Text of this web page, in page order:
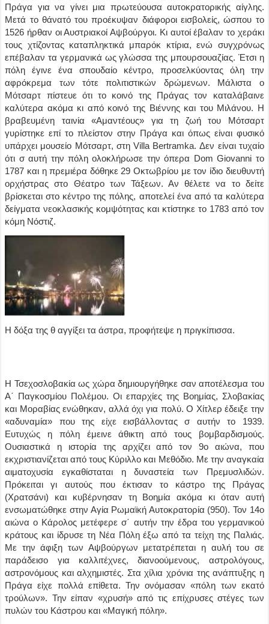
Πράγα για να γίνει μια πρωτεύουσα αυτοκρατορικής αίγλης.
Μετά το θάνατό του προέκυψαν διάφοροι εισβολείς, ώσπου το
1526 ήρθαν οι Αυστριακοί Αψβούργοι. Κι αυτοί έβαλαν το χεράκι
τους χτίζοντας καταπληκτικά μπαρόκ κτίρια, ενώ συγχρόνως
επέβαλαν τα γερμανικά ως γλώσσα της μπουρσουαζίας. Έτσι η
πόλη έγινε ένα σπουδαίο κέντρο, προσελκύοντας όλη την
αφρόκρεμα των τότε πολιτιστικών δρώμενων. Μάλιστα ο
Μότσαρτ πίστευε ότι το κοινό της Πράγας τον καταλάβαινε
καλύτερα ακόμα κι από κοινό της Βιέννης και του Μιλάνου. Η
βραβευμένη ταινία «Αμαντέους» για τη ζωή του Μότσαρτ
γυρίστηκε επί το πλείστον στην Πράγα και όπως είναι φυσικό
υπάρχει μουσείο Μότσαρτ, στη Villa Bertramka. Δεν είναι τυχαίο
ότι σ αυτή την πόλη ολοκλήρωσε την όπερα Dom Giovanni το
1787 και η πρεμιέρα δόθηκε 29 Οκτωβρίου με τον ίδιο διευθυντή
ορχήστρας στο Θέατρο των Τάξεων. Αν θέλετε να το δείτε
βρίσκεται στο κέντρο της πόλης, αποτελεί ένα από τα καλύτερα
δείγματα νεοκλασικής κομψότητας και κτίστηκε το 1783 από τον
κόμη Νόστιζ.
Η δόξα της θ αγγίξει τα άστρα, προφήτεψε η πριγκίπισσα.
Η Τσεχοσλοβακία ως χώρα δημιουργήθηκε σαν αποτέλεσμα του
Α΄ Παγκοσμίου Πολέμου. Οι επαρχίες της Βοημίας, Σλοβακίας
και Μοραβίας ενώθηκαν, αλλά όχι για πολύ. Ο Χίτλερ έδειξε την
«αδυναμία» που της είχε εισβάλλοντας σ αυτήν το 1939.
Ευτυχώς η πόλη έμεινε άθικτη από τους βομβαρδισμούς.
Ουσιαστικά η ιστορία της αρχίζει από τον 9ο αιώνα, που
εκχριστιανίζεται από τους Κύριλλο και Μεθόδιο. Με την αναγκαία
αιματοχυσία εγκαθίσταται η δυναστεία των Πρεμυσλιδών.
Πρόκειται γι αυτούς που έκτισαν το κάστρο της Πράγας
(Χρατσάνι) και κυβέρνησαν τη Βοημία ακόμα κι όταν αυτή
ενσωματώθηκε στην Αγία Ρωμαϊκή Αυτοκρατορία (950). Τον 14ο
αιώνα ο Κάρολος μετέφερε σ΄ αυτήν την έδρα του γερμανικού
κράτους και ίδρυσε τη Νέα Πόλη έξω από τα τείχη της Παλιάς.
Με την άφιξη των Αψβούργων μετατρέπεται η αυλή του σε
παράδεισο για καλλιτέχνες, διανοούμενους, αστρολόγους,
αστρονόμους και αλχημιστές. Στα χίλια χρόνια της ανάπτυξης η
Πράγα είχε πολλά επίθετα. Την ονόμασαν «πόλη των εκατό
τρούλων». Την είπαν «χρυσή» από τις επίχρυσες στέγες των
πυλών του Κάστρου και «Μαγική πόλη».